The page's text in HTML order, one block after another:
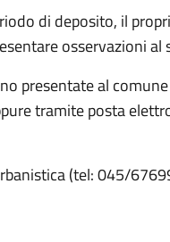
di deposito, il
osservazioni
presentate al
tramite posta
(tel: 045/